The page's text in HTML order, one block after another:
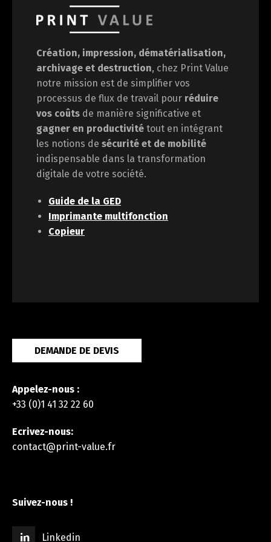
Création, impression, dématérialisation,
archivage et destruction, chez Print Value
notre mission est de simplifier vos
processus de flux de travail pour réduire
vos coûts de manière significative et
gagner en productivité tout en intégrant
les notions de sécurité et de mobilité
indispensable dans la transformation
digitale de votre société.
Guide de la GED
Imprimante multifonction
Copieur
DEMANDE DE DEVIS
Appelez-nous :
+33 (0)1 41 32 22 60
Ecrivez-nous:
contact@print-value.fr
Suivez-nous !
Linkedin